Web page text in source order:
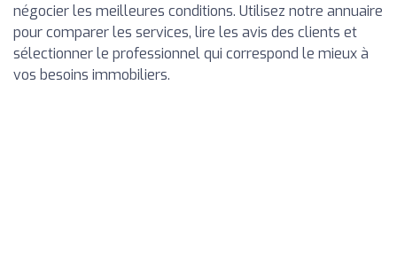
négocier les meilleures conditions. Utilisez notre annuaire
pour comparer les services, lire les avis des clients et
sélectionner le professionnel qui correspond le mieux à
vos besoins immobiliers.